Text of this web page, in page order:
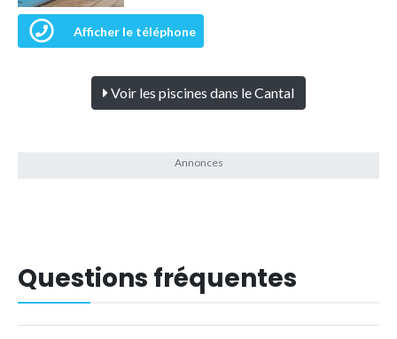
Afficher le téléphone
Voir les piscines dans le Cantal
Questions fréquentes